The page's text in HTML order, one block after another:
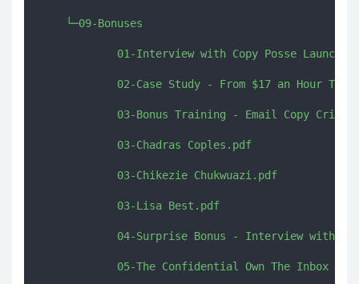
    └─09-Bonuses
01-Interview with Copy Posse Launch
02-Case Study - From $17 an Hour To A
03-Bonus Training - Email Copy
            03-Chadras Coples.pdf
            03-Chikezie Chukwuazi.pdf
            03-Lisa Best.pdf
04-Surprise Bonus - Interview with
05-The Confidential Own The Inbox